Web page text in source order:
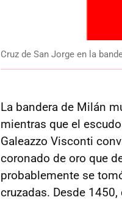
Cruz de San Jorge en la
La bandera de Milán
mientras que el
Galeazzo Visconti
coronado de oro que
probablemente se
cruzadas. Desde